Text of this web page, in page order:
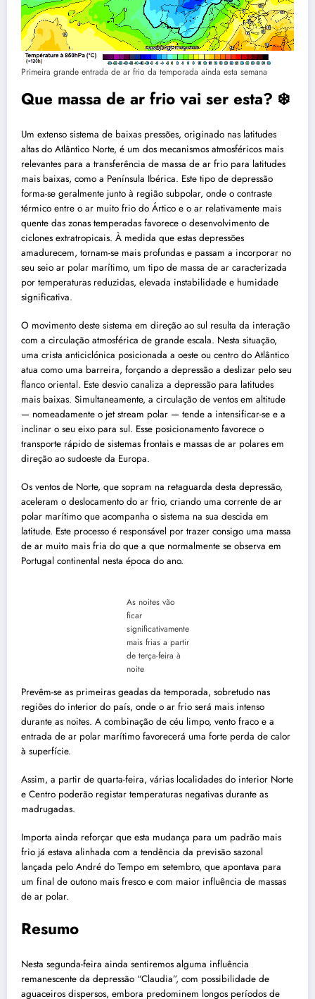
Primeira grande entrada de ar frio da temporada ainda esta semana
Que massa de ar frio vai ser esta? ❄️
Um extenso sistema de baixas pressões, originado nas latitudes
altas do Atlântico Norte, é um dos mecanismos atmosféricos mais
relevantes para a transferência de massa de ar frio para latitudes
mais baixas, como a Península Ibérica. Este tipo de depressão
forma-se geralmente junto à região subpolar, onde o contraste
térmico entre o ar muito frio do Ártico e o ar relativamente mais
quente das zonas temperadas favorece o desenvolvimento de
ciclones extratropicais. À medida que estas depressões
amadurecem, tornam-se mais profundas e passam a incorporar no
seu seio ar polar marítimo, um tipo de massa de ar caracterizada
por temperaturas reduzidas, elevada instabilidade e humidade
significativa.
O movimento deste sistema em direção ao sul resulta da interação
com a circulação atmosférica de grande escala. Nesta situação,
uma crista anticiclónica posicionada a oeste ou centro do Atlântico
atua como uma barreira, forçando a depressão a deslizar pelo seu
flanco oriental. Este desvio canaliza a depressão para latitudes
mais baixas. Simultaneamente, a circulação de ventos em altitude
— nomeadamente o jet stream polar — tende a intensificar-se e a
inclinar o seu eixo para sul. Esse posicionamento favorece o
transporte rápido de sistemas frontais e massas de ar polares em
direção ao sudoeste da Europa.
Os ventos de Norte, que sopram na retaguarda desta depressão,
aceleram o deslocamento do ar frio, criando uma corrente de ar
polar marítimo que acompanha o sistema na sua descida em
latitude. Este processo é responsável por trazer consigo uma massa
de ar muito mais fria do que a que normalmente se observa em
Portugal continental nesta época do ano.
As noites vão
ficar
significativamente
mais frias a partir
de terça-feira à
noite
Prevêm-se as primeiras geadas da temporada, sobretudo nas
regiões do interior do país, onde o ar frio será mais intenso
durante as noites. A combinação de céu limpo, vento fraco e a
entrada de ar polar marítimo favorecerá uma forte perda de calor
à superfície.
Assim, a partir de quarta-feira, várias localidades do interior Norte
e Centro poderão registar temperaturas negativas durante as
madrugadas.
Importa ainda reforçar que esta mudança para um padrão mais
frio já estava alinhada com a tendência da previsão sazonal
lançada pelo André do Tempo em setembro, que apontava para
um final de outono mais fresco e com maior influência de massas
de ar polar.
Resumo
Nesta segunda-feira ainda sentiremos alguma influência
remanescente da depressão “Claudia”, com possibilidade de
aguaceiros dispersos, embora predominem longos períodos de